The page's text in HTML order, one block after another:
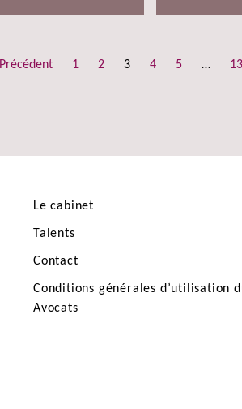
Précédent 1 2 3 4 5 … 13
Le cabinet
Talents
Contact
Conditions générales d’utilisation
Avocats